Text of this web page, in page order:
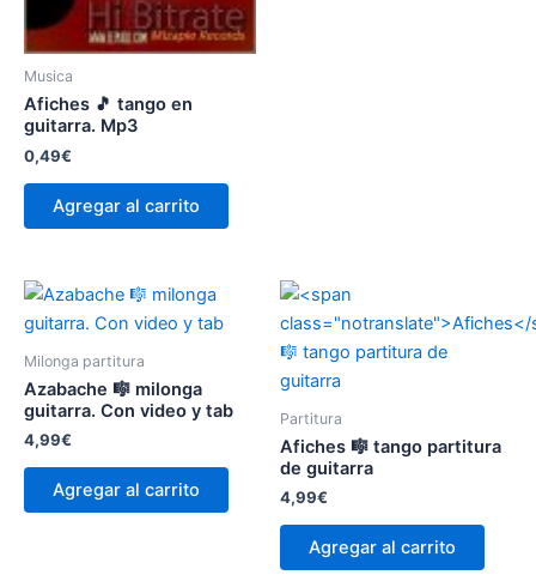
Musica
Afiches 🎵 tango en
guitarra. Mp3
0,49€
Agregar al carrito
Milonga partitura
Azabache 🎼 milonga
guitarra. Con video y tab
4,99€
Agregar al carrito
Partitura
Afiches 🎼 tango partitura
de guitarra
4,99€
Agregar al carrito